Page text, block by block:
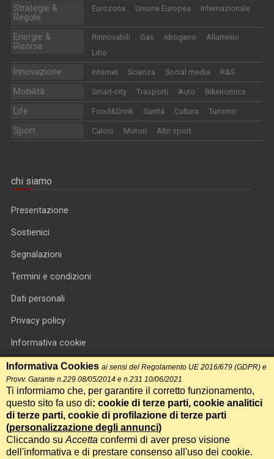
Strategie &
Regole
Eurozona Unione Europea Internazionale
Energie &
Risorse
Rinnovabili Gas Idrogeno
Alluminio
Litio
Innovazione Internet Scienza Social media R&S
Mobilità Smart-city Trasporti Auto Bikenomics
Life Food&Drink Sanità Cultura Turismo
Sport Calcio Motori Altri sport
chi siamo
Presentazione
Sostienici
Segnalazioni
Termini e condizioni
Dati personali
Privacy policy
Informativa cookie
RSS feed
RSS Top News
Contatti
International Communication S.r.l. • P.IVA 14478081004 • Testata
Informativa Cookies ai sensi del Regolamento UE 2016/679 (GDPR) e
Provv. Garante n.229 08/05/2014 e n.231 10/06/2021
Ti informiamo che, per garantire il corretto funzionamento,
questo sito fa uso di: cookie di terze parti, cookie analitici
di terze parti, cookie di profilazione di terze parti
(personalizzazione degli annunci)
Cliccando su Accetta confermi di aver preso visione
dell'informativa e di prestare consenso all'uso dei cookie.